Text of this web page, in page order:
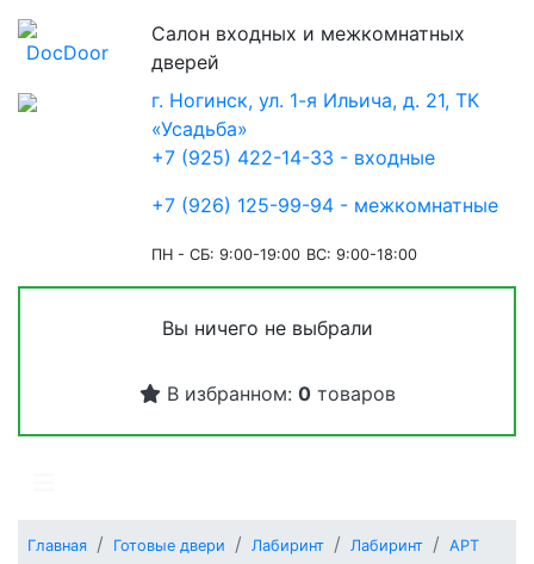
Салон входных и межкомнатных
дверей
г. Ногинск, ул. 1-я Ильича, д. 21, ТК
«Усадьба»
+7 (925) 422-14-33 - входные
+7 (926) 125-99-94 - межкомнатные
ПН - СБ: 9:00-19:00 ВС: 9:00-18:00
Вы ничего не выбрали
В избранном: 0товаров
Главная Готовые двери Лабиринт Лабиринт
АРТ